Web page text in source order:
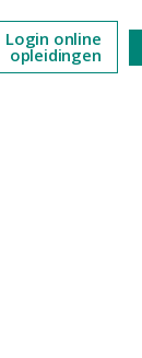
Login online
opleidingen